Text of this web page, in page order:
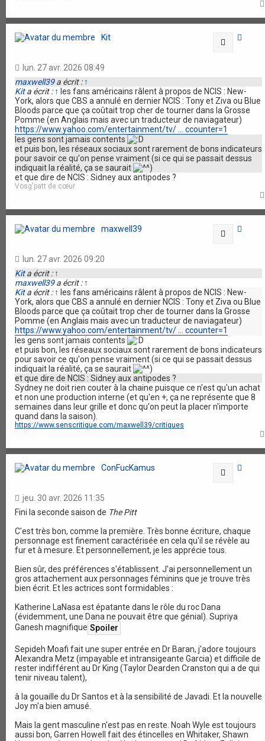
Kit Citation
lun. 27 avr. 2026 08:49
maxwell39a écrit : ↑
Kita écrit : ↑ les fans américains râlent à propos de NCIS : New-
York, alors que CBS a annulé en dernier NCIS : Tony et Ziva ou Blue
Bloods parce que ça coûtait trop cher de tourner dans la Grosse
Pomme (en Anglais mais avec un traducteur de naviagateur)
https://www.yahoo.com/entertainment/tv/ ... ccounter=1
les gens sont jamais contents
et puis bon, les réseaux sociaux sont rarement de bons indicateurs
pour savoir ce qu'on pense vraiment (si ce qui se passait dessus
indiquait la réalité, ça se saurait
)
et que dire de NCIS : Sidney aux antipodes ?
Vosg'patt de cœur
maxwell39 Citation
lun. 27 avr. 2026 09:20
Kita écrit : ↑
maxwell39a écrit : ↑
Kita écrit : ↑ les fans américains râlent à propos de NCIS : New-
York, alors que CBS a annulé en dernier NCIS : Tony et Ziva ou Blue
Bloods parce que ça coûtait trop cher de tourner dans la Grosse
Pomme (en Anglais mais avec un traducteur de naviagateur)
https://www.yahoo.com/entertainment/tv/ ... ccounter=1
les gens sont jamais contents
et puis bon, les réseaux sociaux sont rarement de bons indicateurs
pour savoir ce qu'on pense vraiment (si ce qui se passait dessus
indiquait la réalité, ça se saurait
)
et que dire de NCIS : Sidney aux antipodes ?
Sydney ne doit rien couter à la chaine puisque ce n'est qu'un achat
et non une production interne (et qu'en +, ça ne représente que 8
semaines dans leur grille et donc qu'on peut la placer n'importe
quand dans la saison).
https://www.senscritique.com/maxwell39/critiques
ConFucKamus Citation
jeu. 30 avr. 2026 11:35
Fini la seconde saison de The Pitt
C'est très bon, comme la première. Très bonne écriture, chaque
personnage est finement caractérisée en cela qu'il se révèle au
fur et à mesure. Et personnellement, je les apprécie tous.
Bien sûr, des préférences s'établissent. J'ai personnellement un
gros attachement aux personnages féminins que je trouve très
bien écrit. Et les actrices sont formidables :
Katherine LaNasa est épatante dans le rôle du roc Dana
(évidemment, une Dana ne pouvait être que génial). Supriya
Ganesh magnifique
Sepideh Moafi fait une super entrée en Dr Baran, j'adore toujours
Alexandra Metz (impayable et intransigeante Garcia) et difficile de
rester indifférent au Dr King (Taylor Dearden Cranston qui a de qui
tenir niveau talent),
à la gouaille du Dr Santos et à la sensibilité de Javadi. Et la nouvelle
Joy m'a bien amusé.
Mais la gent masculine n'est pas en reste. Noah Wyle est toujours
aussi bon, Garren Howell fait des étincelles en Whitaker, Shawn